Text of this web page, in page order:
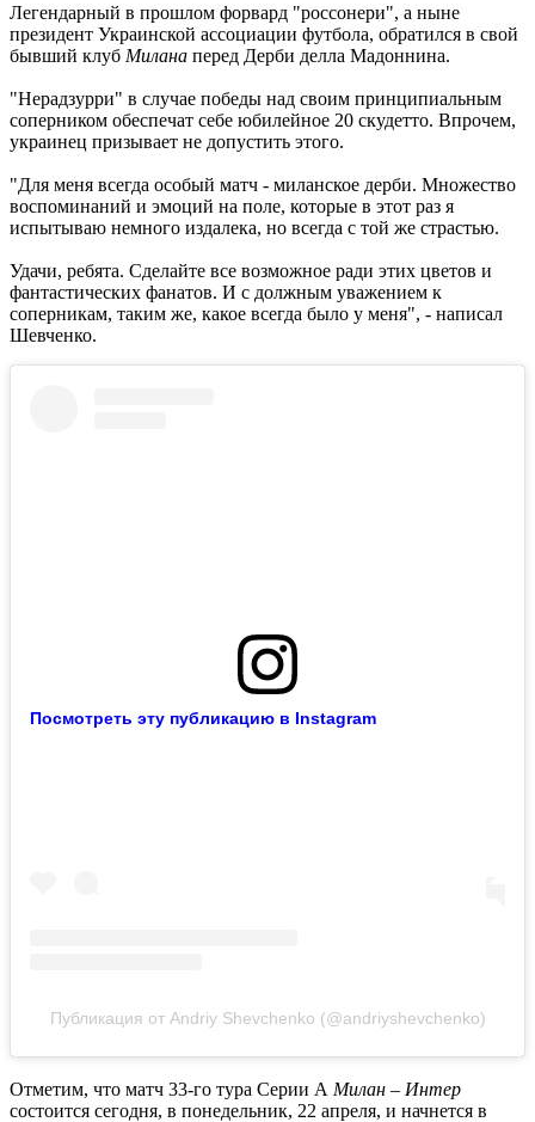
Легендарный в прошлом форвард "россонери", а ныне
президент Украинской ассоциации футбола, обратился в свой
бывший клуб Милана перед Дерби делла Мадоннина.
"Нерадзурри" в случае победы над своим принципиальным
соперником обеспечат себе юбилейное 20 скудетто. Впрочем,
украинец призывает не допустить этого.
"Для меня всегда особый матч - миланское дерби. Множество
воспоминаний и эмоций на поле, которые в этот раз я
испытываю немного издалека, но всегда с той же страстью.
Удачи, ребята. Сделайте все возможное ради этих цветов и
фантастических фанатов. И с должным уважением к
соперникам, таким же, какое всегда было у меня", - написал
Шевченко.
Посмотреть эту публикацию в Instagram
Публикация от Andriy Shevchenko (@andriyshevchenko)
Отметим, что матч 33-го тура Серии А Милан – Интер
состоится сегодня, в понедельник, 22 апреля, и начнется в